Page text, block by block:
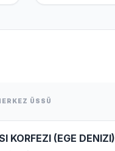
ÜSSÜ
KORFEZI (EGE DENIZI)